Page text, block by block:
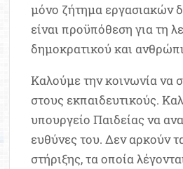
μόνο ζήτημα εργασιακών
είναι προϋπόθεση για τη
δημοκρατικού και
Καλούμε την κοινωνία να
στους εκπαιδευτικούς.
υπουργείο Παιδείας να
ευθύνες του. Δεν αρκούν
στήριξης, τα οποία